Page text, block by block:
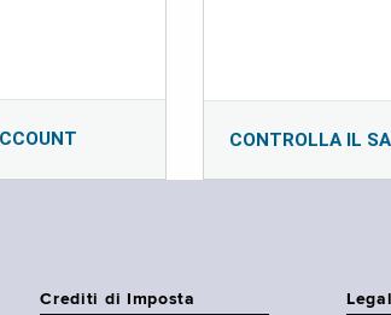
CONTROLLA IL
Crediti di Imposta